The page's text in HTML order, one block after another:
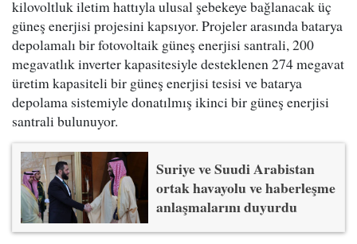
kilovoltluk iletim hattıyla ulusal şebekeye bağlanacak üç
güneş enerjisi projesini kapsıyor. Projeler arasında batarya
depolamalı bir fotovoltaik güneş enerjisi santrali, 200
megavatlık inverter kapasitesiyle desteklenen 274 megavat
üretim kapasiteli bir güneş enerjisi tesisi ve batarya
depolama sistemiyle donatılmış ikinci bir güneş enerjisi
santrali bulunuyor.
Suriye ve Suudi Arabistan
ortak havayolu ve haberleşme
anlaşmalarını duyurdu